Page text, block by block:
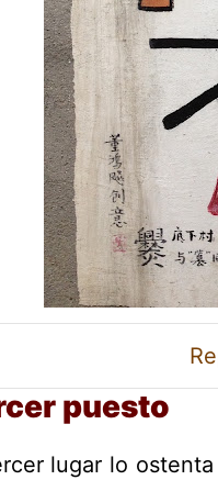
puesto
lugar lo